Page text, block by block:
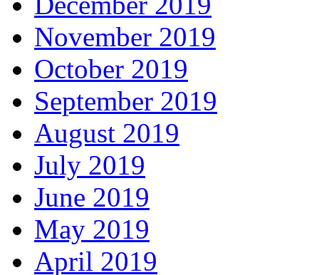
November 2019
October 2019
September 2019
August 2019
July 2019
June 2019
May 2019
April 2019